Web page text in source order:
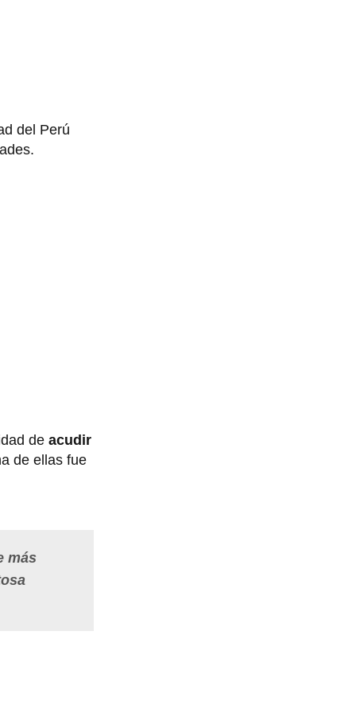
del Perú
de acudir
de ellas fue
más